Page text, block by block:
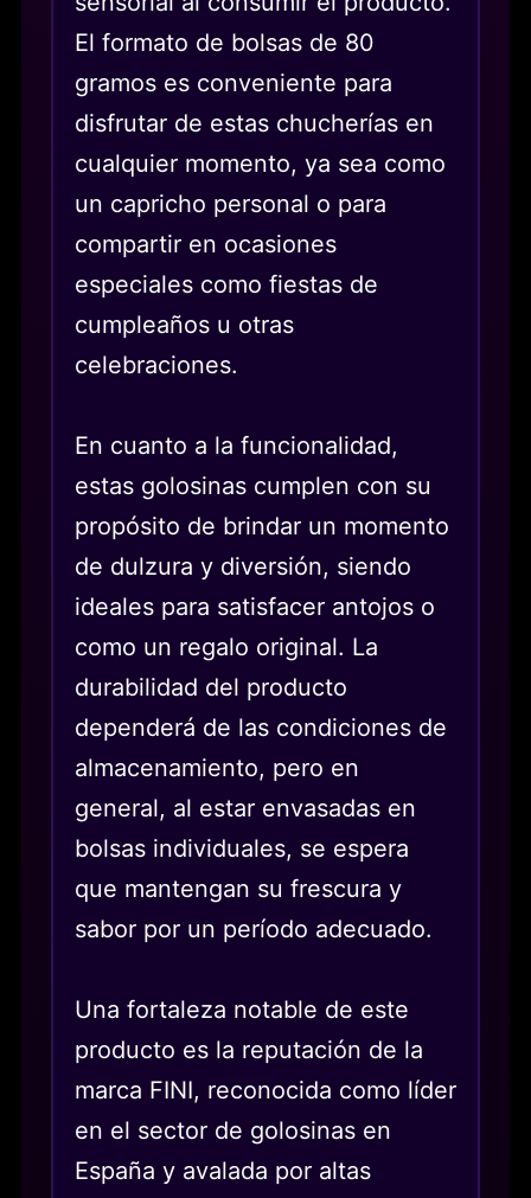
El formato de bolsas de 80
gramos es conveniente para
disfrutar de estas chucherías en
cualquier momento, ya sea como
un capricho personal o para
compartir en ocasiones
especiales como fiestas de
cumpleaños u otras
celebraciones.
En cuanto a la funcionalidad,
estas golosinas cumplen con su
propósito de brindar un momento
de dulzura y diversión, siendo
ideales para satisfacer antojos o
como un regalo original. La
durabilidad del producto
dependerá de las condiciones de
almacenamiento, pero en
general, al estar envasadas en
bolsas individuales, se espera
que mantengan su frescura y
sabor por un período adecuado.
Una fortaleza notable de este
producto es la reputación de la
marca FINI, reconocida como líder
en el sector de golosinas en
España y avalada por altas